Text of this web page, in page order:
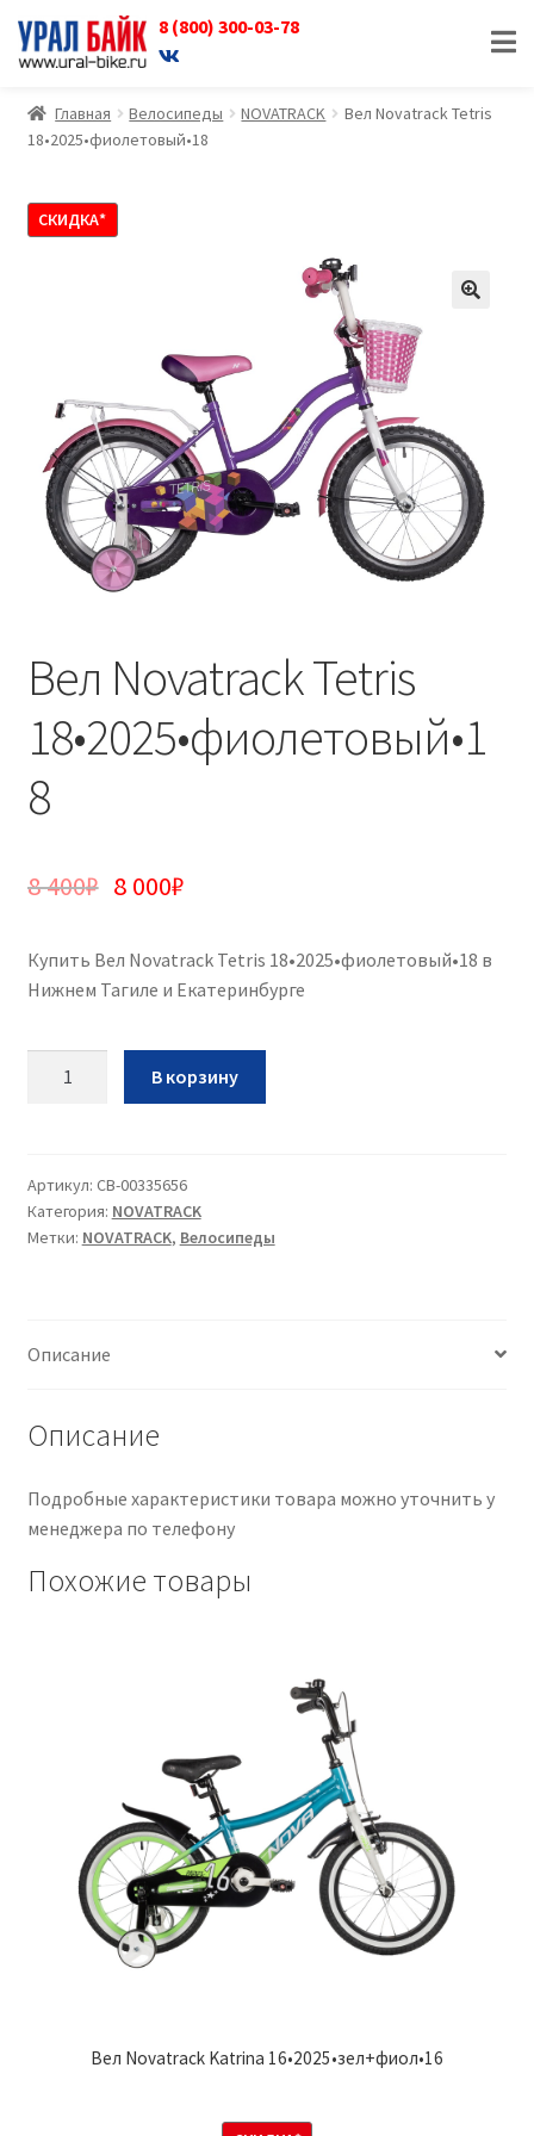
8 (800) 300-03-78
Перейти
к
навигации
Перейти
к
содержимому
Главная Велосипеды NOVATRACK
Вел Novatrack Tetris
18•2025•фиолетовый•18
СКИДКА*
Вел Novatrack Tetris
18•2025•фиолетовый•1
8
8 400₽ 8 000₽
Купить Вел Novatrack Tetris 18•2025•фиолетовый•18 в
Нижнем Тагиле и Екатеринбурге
18•2025•фиолетовый•18
В корзину
Артикул: CB-00335656
Категория: NOVATRACK
Метки: NOVATRACK, Велосипеды
Описание
Описание
Подробные характеристики товара можно уточнить у
менеджера по телефону
Похожие товары
Вел Novatrack Katrina 16•2025•зел+фиол•16